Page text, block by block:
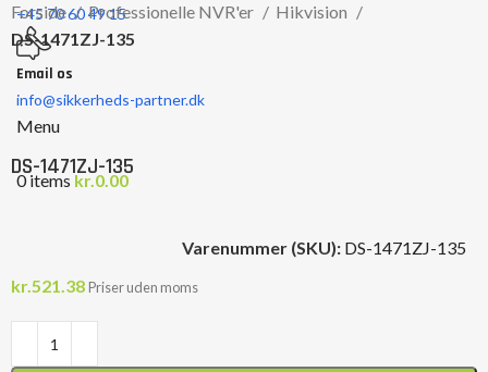
+45 70 60 49 15
Email os
info@sikkerheds-partner.dk
Menu
0items kr.0.00
Forside
Professionelle NVR'er
Hikvision
DS-1471ZJ-135
Click to enlarge
DS-1471ZJ-135
Varenummer (SKU): DS-1471ZJ-135
kr.521.38 Priser uden moms